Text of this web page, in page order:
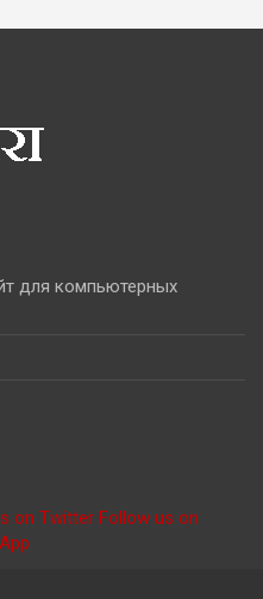
для компьютерных
on Twitter Follow us on